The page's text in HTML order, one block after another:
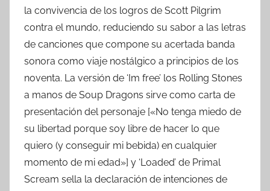
la convivencia de los logros de Scott Pilgrim
contra el mundo, reduciendo su sabor a las letras
de canciones que compone su acertada banda
sonora como viaje nostálgico a principios de los
noventa. La versión de ‘Im free’ los Rolling Stones
a manos de Soup Dragons sirve como carta de
presentación del personaje [«No tenga miedo de
su libertad porque soy libre de hacer lo que
quiero (y conseguir mi bebida) en cualquier
momento de mi edad»] y ‘Loaded’ de Primal
Scream sella la declaración de intenciones de